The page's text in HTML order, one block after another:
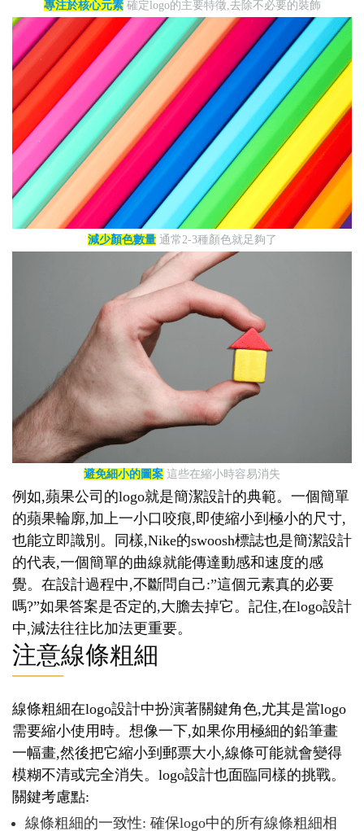
專注於核心元素確定logo的主要特徵,去除不必要的裝飾
減少顏色數量通常2-3種顏色就足夠了
避免細小的圖案 這些在縮小時容易消失
例如,蘋果公司的logo就是簡潔設計的典範。一個簡單
的蘋果輪廓,加上一小口咬痕,即使縮小到極小的尺寸,
也能立即識別。同樣,Nike的swoosh標誌也是簡潔設計
的代表,一個簡單的曲線就能傳達動感和速度的感
覺。在設計過程中,不斷問自己:”這個元素真的必要
嗎?”如果答案是否定的,大膽去掉它。記住,在logo設計
中,減法往往比加法更重要。
注意線條粗細
線條粗細在logo設計中扮演著關鍵角色,尤其是當logo
需要縮小使用時。想像一下,如果你用極細的鉛筆畫
一幅畫,然後把它縮小到郵票大小,線條可能就會變得
模糊不清或完全消失。logo設計也面臨同樣的挑戰。
關鍵考慮點:
線條粗細的一致性: 確保logo中的所有線條粗細相